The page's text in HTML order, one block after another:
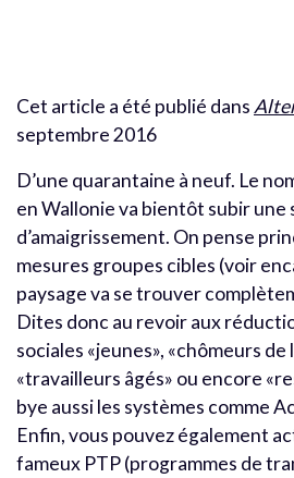
Cet article a été publié dans
septembre 2016
D’une quarantaine à neuf. Le
en Wallonie va bientôt subir une
d’amaigrissement. On pense
mesures groupes cibles (voir
paysage va se trouver
Dites donc au revoir aux
sociales «jeunes», «chômeurs
«travailleurs âgés» ou encore
bye aussi les systèmes comme
Enfin, vous pouvez également
fameux PTP (programmes de